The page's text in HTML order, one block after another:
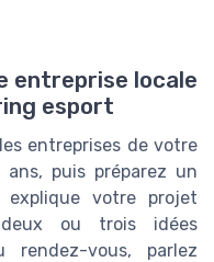
entreprise locale
esport
entreprises de votre
puis préparez un
votre projet
ou trois idées
rendez-vous, parlez